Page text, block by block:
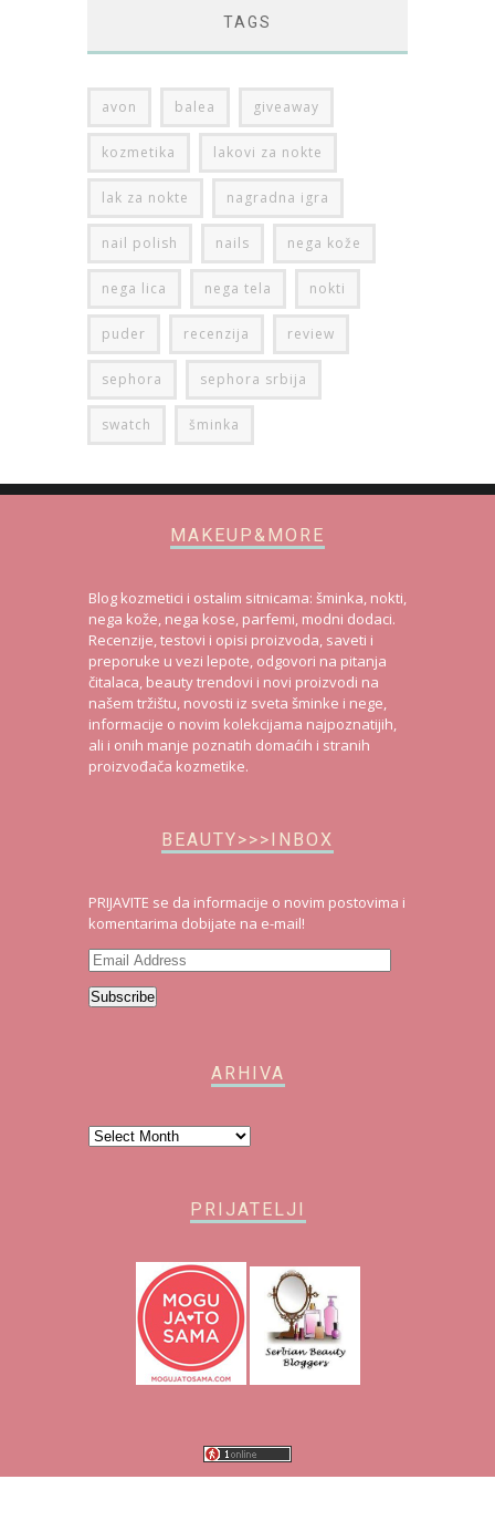
TAGS
avon balea giveaway
kozmetika lakovi za nokte
lak za nokte nagradna igra
nail polish nails nega kože
nega lica nega tela nokti
puder recenzija review
sephora sephora srbija
swatch šminka
MAKEUP&MORE
Blog kozmetici i ostalim sitnicama: šminka, nokti,
nega kože, nega kose, parfemi, modni dodaci.
Recenzije, testovi i opisi proizvoda, saveti i
preporuke u vezi lepote, odgovori na pitanja
čitalaca, beauty trendovi i novi proizvodi na
našem tržištu, novosti iz sveta šminke i nege,
informacije o novim kolekcijama najpoznatijih,
ali i onih manje poznatih domaćih i stranih
proizvođača kozmetike.
BEAUTY>>>INBOX
PRIJAVITE se da informacije o novim postovima i
komentarima dobijate na e-mail!
Email
Address
Subscribe
ARHIVA
Arhiva
PRIJATELJI